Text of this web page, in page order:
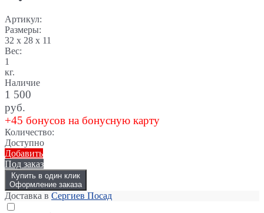
Артикул:
Размеры:
32 x 28 x 11
Вес:
1
кг.
Наличие
1 500
руб.
+45 бонусов на бонусную карту
Количество:
Доступно
Добавить
Под заказ
Купить в один клик
Оформление заказа
Доставка в Сергиев Посад